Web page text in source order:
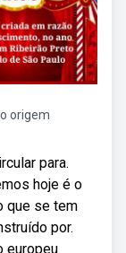
origem
para.
hoje é o
que se tem
por.
europeu